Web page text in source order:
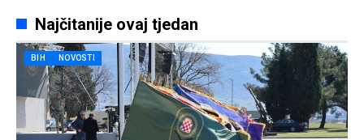
Najčitanije ovaj tjedan
BIH NOVOSTI